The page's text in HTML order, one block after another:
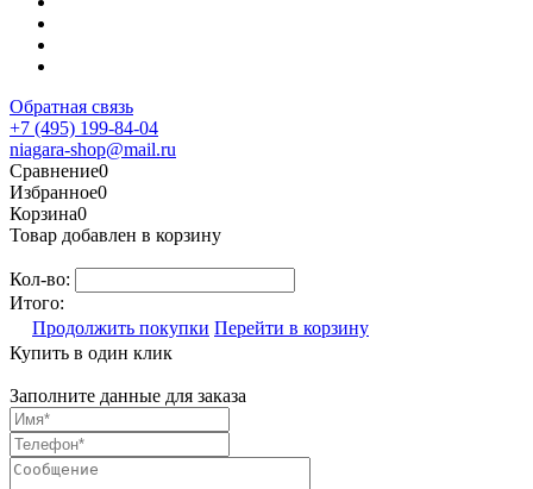
Обратная связь
+7 (495) 199-84-04
niagara-shop@mail.ru
Сравнение0
Избранное0
Корзина0
Товар добавлен в корзину
Кол-во:
Итого:
Продолжить покупки Перейти в корзину
Купить в один клик
Заполните данные для заказа